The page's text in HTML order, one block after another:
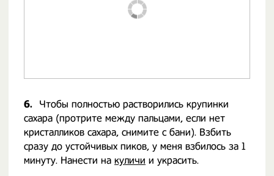
6.
Чтобы полностью растворились крупинки
сахара (протрите между пальцами, если нет
кристалликов сахара, снимите с бани). Взбить
сразу до устойчивых пиков, у меня взбилось за 1
минуту. Нанести на куличи и украсить.